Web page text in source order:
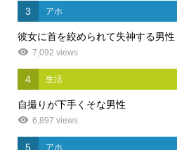
3 アホ
彼女に首を絞められて失神する男性
7,092 views
4 生活
自撮りが下手くそな男性
6,897 views
5 アホ